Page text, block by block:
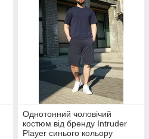
Однотонний чоловічий
костюм від бренду Intruder
Player синього кольору